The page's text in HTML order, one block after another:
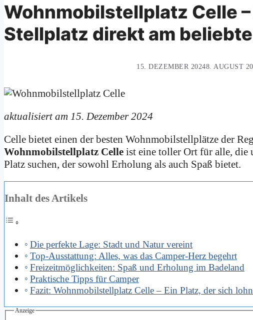
Wohnmobilstellplatz Celle
Stellplatz direkt am
15. DEZEMBER 20248. AUGUST
aktualisiert am 15. Dezember 2024
Celle bietet einen der besten Wohnmobilstellplätze der
Wohnmobilstellplatz Celle ist eine toller Ort für alle, die
Platz suchen, der sowohl Erholung als auch Spaß bietet.
Inhalt des Artikels
Die perfekte Lage: Stadt und Natur vereint
Top-Ausstattung: Alles, was das Camper-Herz begehrt
Freizeitmöglichkeiten: Spaß und Erholung im Badeland
Praktische Tipps für Camper
Fazit: Wohnmobilstellplatz Celle – Ein Platz, der sich
Anzeige